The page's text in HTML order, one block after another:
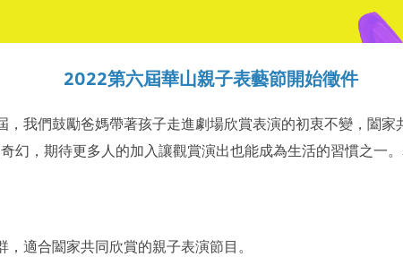
2022第六屆華山親子表藝節開始徵件
我們鼓勵爸媽帶著孩子走進劇場欣賞表演的初衷不變，闔家
幻，期待更多人的加入讓觀賞演出也能成為生活的習慣之一
適合闔家共同欣賞的親子表演節目。